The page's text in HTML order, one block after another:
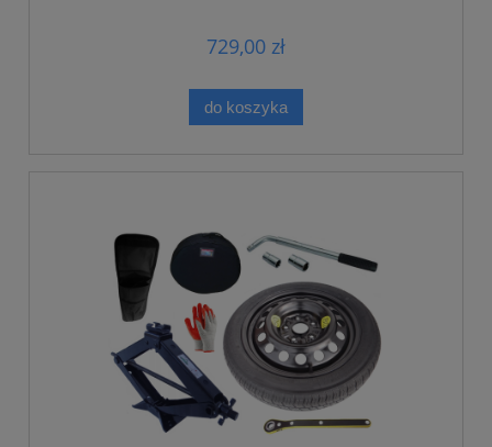
729,00 zł
do koszyka